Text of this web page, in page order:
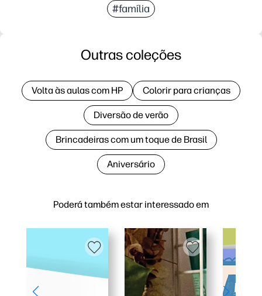
#família
Poderá também estar interessado em
Outras coleções
Volta às aulas com HP Colorir para crianças
Diversão de verão
Brincadeiras com um toque de Brasil
Aniversário